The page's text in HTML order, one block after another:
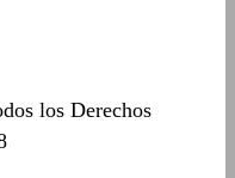
los Derechos